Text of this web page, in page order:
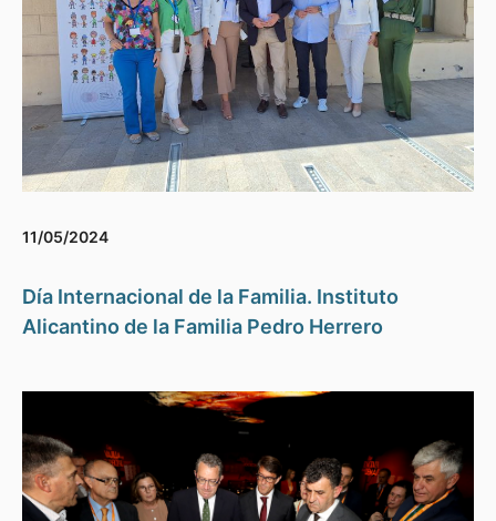
11/05/2024
Día Internacional de la Familia. Instituto
Alicantino de la Familia Pedro Herrero